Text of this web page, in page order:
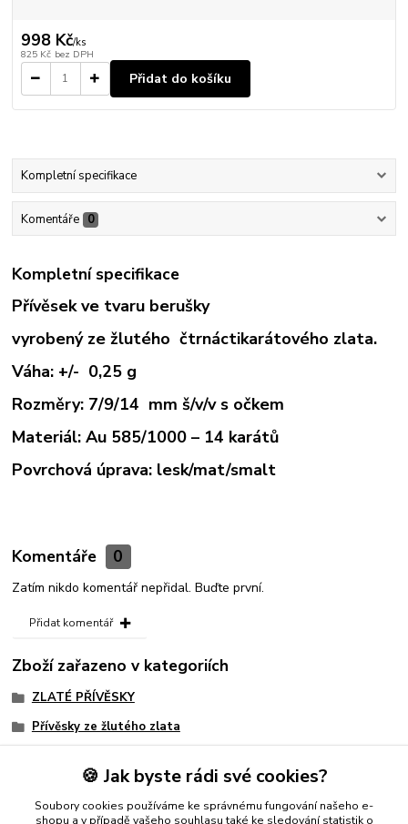
998 Kč/ks
825 Kč bez DPH
Přidat do košíku
Kompletní specifikace
Komentáře 0
Kompletní specifikace
Přívěsek ve tvaru berušky
vyrobený ze žlutého čtrnáctikarátového zlata.
Váha: +/- 0,25 g
Rozměry: 7/9/14 mm š/v/v s očkem
Materiál: Au 585/1000 – 14 karátů
Povrchová úprava: lesk/mat/smalt
Komentáře 0
Zatím nikdo komentář nepřidal. Buďte první.
Přidat komentář
Zboží zařazeno v kategoriích
ZLATÉ PŘÍVĚSKY
Přívěsky ze žlutého zlata
Zvířata
🍪 Jak byste rádi své cookies?
Soubory cookies používáme ke správnému fungování našeho e-
shopu a v případě vašeho souhlasu také ke sledování statistik o